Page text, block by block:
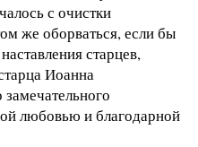
с очистки
же оборваться, если бы
старцев,
Иоанна
любовью и благодарной